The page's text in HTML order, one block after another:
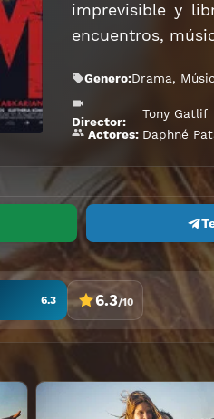
imprevisible y
encuentros,
Genero:Drama,
Director:
Tony Gatlif
Actores: Daphné
6.3 6.3/10